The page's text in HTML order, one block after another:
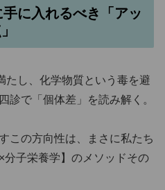
に入れるべき「アッ
たし、化学物質という毒を避
診で「個体差」を読み解く。
この方向性は、まさに私たち
分子栄養学】のメソッドその